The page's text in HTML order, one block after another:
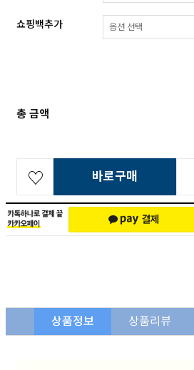
쇼핑백추가
총 금액
바로구매
상품정보 상품리뷰